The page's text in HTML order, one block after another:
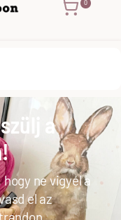
a
ne vigyél a
el az